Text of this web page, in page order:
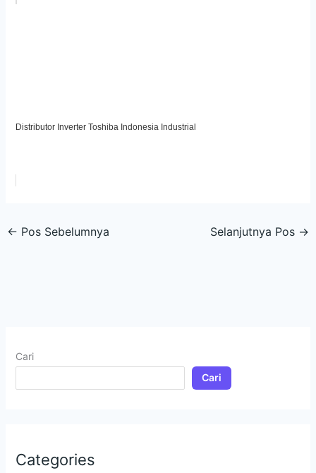
Distributor Inverter Toshiba Indonesia Industrial
← Pos Sebelumnya Selanjutnya Pos →
Cari
Cari
Categories